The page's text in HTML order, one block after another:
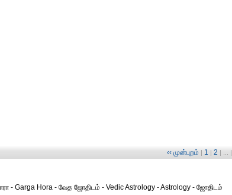
‹‹ முன்புறம் | 1 | 2 | ... |
- Garga Hora - வேத ஜோதிடம் - Vedic Astrology - Astrology - ஜோதிடம்